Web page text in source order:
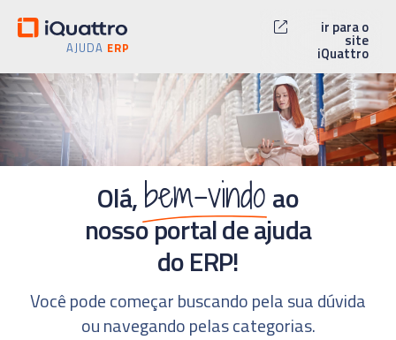
AJUDA ERP
ir para o
site
iQuattro
Olá,bem-vindoao
nosso portal de ajuda
do ERP!
Você pode começar buscando pela sua dúvida
ou navegando pelas categorias.